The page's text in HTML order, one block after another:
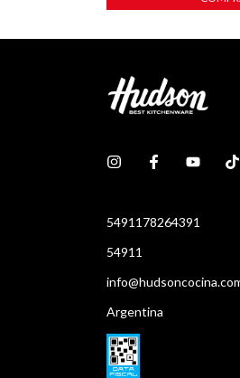
5491178264391
54911
Argentina